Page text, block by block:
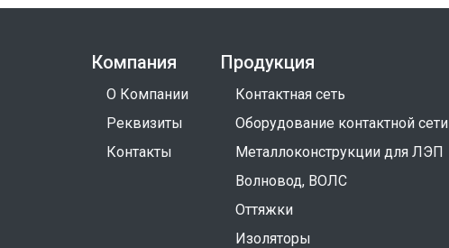
Компания
О Компании
Реквизиты
Контакты
Продукция
Контактная сеть
Оборудование контактной сети
Металлоконструкции для ЛЭП
Волновод, ВОЛС
Оттяжки
Изоляторы